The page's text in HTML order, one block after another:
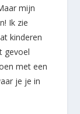
mijn
Ik zie
kinderen
gevoel
met een
je je in